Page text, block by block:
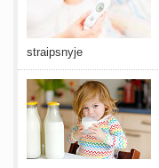
straipsnyje